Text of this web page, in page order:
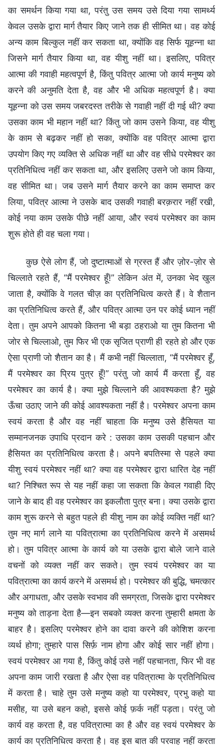
का समर्थन किया गया था, परंतु उस समय उसे दिया गया सामर्थ्य
केवल उसके द्वारा मार्ग तैयार किए जाने तक ही सीमित था। वह कोई
अन्य काम बिल्कुल नहीं कर सकता था, क्योंकि वह सिर्फ यूहन्ना था
जिसने मार्ग तैयार किया था, वह यीशु नहीं था। इसलिए, पवित्र
आत्मा की गवाही महत्वपूर्ण है, किंतु पवित्र आत्मा जो कार्य मनुष्य को
करने की अनुमति देता है, वह और भी अधिक महत्वपूर्ण है। क्या
यूहन्ना को उस समय जबरदस्त तरीके से गवाही नहीं दी गई थी? क्या
उसका काम भी महान नहीं था? किंतु जो काम उसने किया, वह यीशु
के काम से बढ़कर नहीं हो सका, क्योंकि वह पवित्र आत्मा द्वारा
उपयोग किए गए व्यक्ति से अधिक नहीं था और वह सीधे परमेश्वर का
प्रतिनिधित्व नहीं कर सकता था, और इसलिए उसने जो काम किया,
वह सीमित था। जब उसने मार्ग तैयार करने का काम समाप्त कर
लिया, पवित्र आत्मा ने उसके बाद उसकी गवाही बरक़रार नहीं रखी,
कोई नया काम उसके पीछे नहीं आया, और स्वयं परमेश्वर का काम
शुरू होते ही वह चला गया।
कुछ ऐसे लोग हैं, जो दुष्टात्माओं से ग्रस्त हैं और ज़ोर-ज़ोर से
चिल्लाते रहते हैं, “मैं परमेश्वर हूँ!” लेकिन अंत में, उनका भेद खुल
जाता है, क्योंकि वे गलत चीज़ का प्रतिनिधित्व करते हैं। वे शैतान
का प्रतिनिधित्व करते हैं, और पवित्र आत्मा उन पर कोई ध्यान नहीं
देता। तुम अपने आपको कितना भी बड़ा ठहराओ या तुम कितना भी
जोर से चिल्लाओ, तुम फिर भी एक सृजित प्राणी ही रहते हो और एक
ऐसा प्राणी जो शैतान का है। मैं कभी नहीं चिल्लाता, “मैं परमेश्वर हूँ,
मैं परमेश्वर का प्रिय पुत्र हूँ!” परंतु जो कार्य मैं करता हूँ, वह
परमेश्वर का कार्य है। क्या मुझे चिल्लाने की आवश्यकता है? मुझे
ऊँचा उठाए जाने की कोई आवश्यकता नहीं है। परमेश्वर अपना काम
स्वयं करता है और वह नहीं चाहता कि मनुष्य उसे हैसियत या
सम्मानजनक उपाधि प्रदान करे : उसका काम उसकी पहचान और
हैसियत का प्रतिनिधित्व करता है। अपने बपतिस्मा से पहले क्या
यीशु स्वयं परमेश्वर नहीं था? क्या वह परमेश्वर द्वारा धारित देह नहीं
था? निश्चित रूप से यह नहीं कहा जा सकता कि केवल गवाही दिए
जाने के बाद ही वह परमेश्वर का इकलौता पुत्र बना। क्या उसके द्वारा
काम शुरू करने से बहुत पहले ही यीशु नाम का कोई व्यक्ति नहीं था?
तुम नए मार्ग लाने या पवित्रात्मा का प्रतिनिधित्व करने में असमर्थ
हो। तुम पवित्र आत्मा के कार्य को या उसके द्वारा बोले जाने वाले
वचनों को व्यक्त नहीं कर सकते। तुम स्वयं परमेश्वर का या
पवित्रात्मा का कार्य करने में असमर्थ हो। परमेश्वर की बुद्धि, चमत्कार
और अगाधता, और उसके स्वभाव की समग्रता, जिसके द्वारा परमेश्वर
मनुष्य को ताड़ना देता है—इन सबको व्यक्त करना तुम्हारी क्षमता के
बाहर है। इसलिए परमेश्वर होने का दावा करने की कोशिश करना
व्यर्थ होगा; तुम्हारे पास सिर्फ़ नाम होगा और कोई सार नहीं होगा।
स्वयं परमेश्वर आ गया है, किंतु कोई उसे नहीं पहचानता, फिर भी वह
अपना काम जारी रखता है और ऐसा वह पवित्रात्मा के प्रतिनिधित्व
में करता है। चाहे तुम उसे मनुष्य कहो या परमेश्वर, प्रभु कहो या
मसीह, या उसे बहन कहो, इससे कोई फ़र्क नहीं पड़ता। परंतु जो
कार्य वह करता है, वह पवित्रात्मा का है और वह स्वयं परमेश्वर के
कार्य का प्रतिनिधित्व करता है। वह इस बात की परवाह नहीं करता